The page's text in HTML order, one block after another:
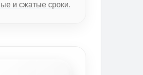
и сжатые сроки.